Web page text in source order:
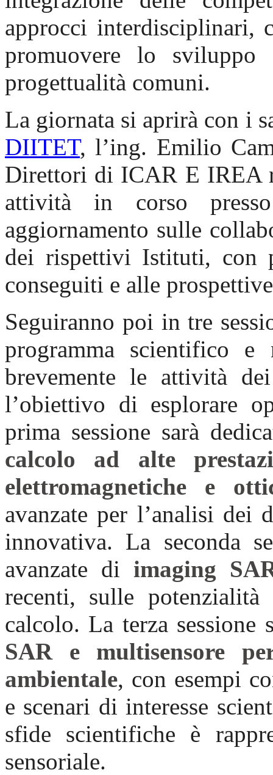
approcci interdisciplinari,
promuovere lo
progettualità comuni.
La giornata si aprirà con i
DIITET, l’ing. Emilio
Direttori di ICAR E IREA
attività in corso
aggiornamento sulle
dei rispettivi Istituti, con
conseguiti e alle
Seguiranno poi in tre
programma scientifico e
brevemente le attività
l’obiettivo di esplorare
prima sessione sarà
calcolo ad alte
elettromagnetiche e
avanzate per l’analisi
innovativa. La seconda
avanzate di imaging
recenti, sulle
calcolo. La terza sessione
SAR e multisensore
ambientale, con esempi
e scenari di interesse
sfide scientifiche è
sensoriale.